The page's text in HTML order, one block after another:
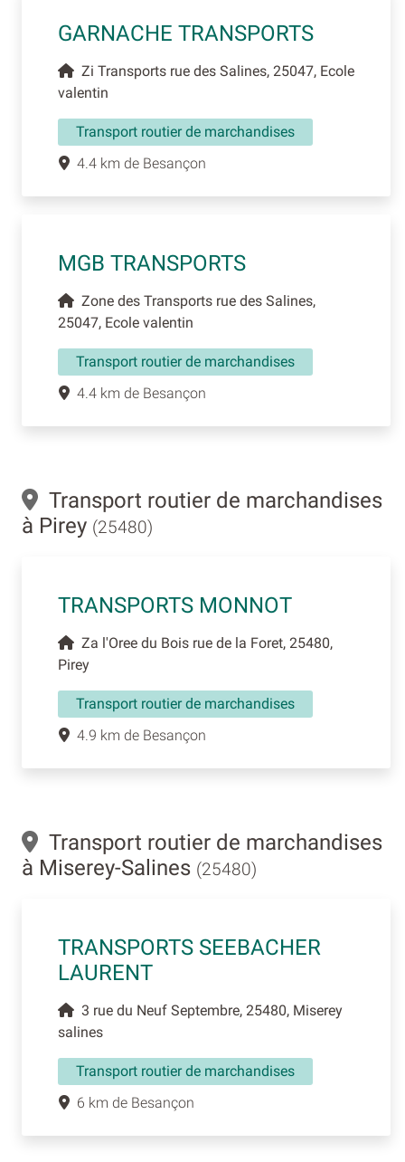
GARNACHE TRANSPORTS
Zi Transports rue des Salines, 25047, Ecole
valentin
Transport routier de marchandises
4.4 km de Besançon
MGB TRANSPORTS
Zone des Transports rue des Salines,
25047, Ecole valentin
Transport routier de marchandises
4.4 km de Besançon
Transport routier de marchandises
à Pirey (25480)
TRANSPORTS MONNOT
Za l'Oree du Bois rue de la Foret, 25480,
Pirey
Transport routier de marchandises
4.9 km de Besançon
Transport routier de marchandises
à Miserey-Salines (25480)
TRANSPORTS SEEBACHER
LAURENT
3 rue du Neuf Septembre, 25480, Miserey
salines
Transport routier de marchandises
6 km de Besançon